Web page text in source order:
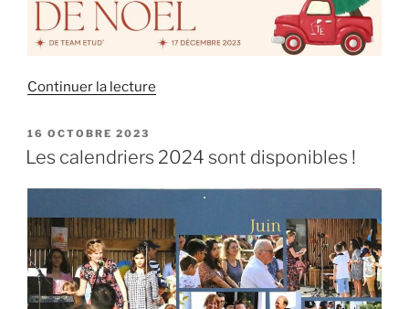
Continuer la lecture
souvenir
marché
de
noël… »
PUBLIÉ
LE
16 OCTOBRE 2023
Les calendriers 2024 sont disponibles !